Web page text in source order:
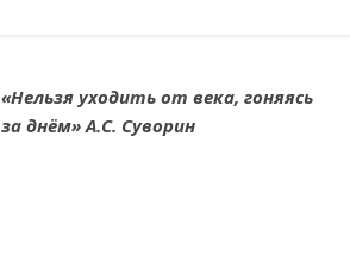
«Нельзя уходить от века, гоняясь
за днём» А.С. Суворин